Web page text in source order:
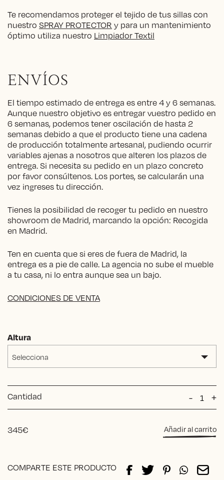
Te recomendamos proteger el tejido de tus sillas con
nuestro SPRAY PROTECTOR y para un mantenimiento
óptimo utiliza nuestro Limpiador Textil
ENVÍOS
El tiempo estimado de entrega es entre 4 y 6 semanas.
Aunque nuestro objetivo es entregar vuestro pedido en
6 semanas, podemos tener oscilación de hasta 2
semanas debido a que el producto tiene una cadena
de producción totalmente artesanal, pudiendo ocurrir
variables ajenas a nosotros que alteren los plazos de
entrega. Si necesita su pedido en un plazo concreto
por favor consúltenos. Los portes, se calcularán una
vez ingreses tu dirección.
Tienes la posibilidad de recoger tu pedido en nuestro
showroom de Madrid, marcando la opción: Recogida
en Madrid.
Ten en cuenta que si eres de fuera de Madrid, la
entrega es a pie de calle. La agencia no sube el mueble
a tu casa, ni lo entra aunque sea un bajo.
CONDICIONES DE VENTA
Altura
Selecciona
Cantidad -
School
+
345€ Añadir al carrito
COMPARTE ESTE PRODUCTO